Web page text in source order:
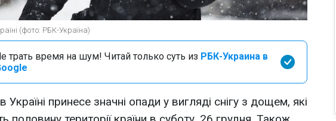
(фото: РБК-Україна)
трать время на шум! Читай только суть из РБК-Украина в
Україні принесе значні опади у вигляді снігу з дощем, які